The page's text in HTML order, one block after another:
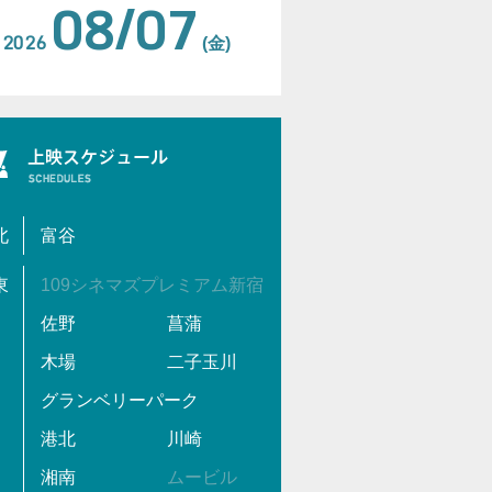
2026 08/07 (金)
富谷
109シネマズプレミアム新宿
佐野 菖蒲
木場 二子玉川
グランベリーパーク
港北 川崎
湘南 ムービル